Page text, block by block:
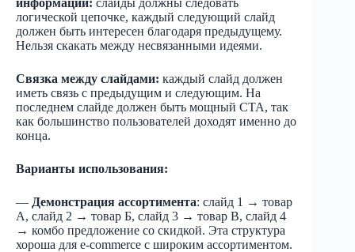
логической цепочке, каждый следующий слайд
должен быть интересен благодаря предыдущему.
Нельзя скакать между несвязанными идеями.
Связка между слайдами: каждый слайд должен
иметь связь с предыдущим и следующим. На
последнем слайде должен быть мощный CTA, так
как большинство пользователей доходят именно до
конца.
Варианты использования:
— Демонстрация ассортимента: слайд 1 → товар
А, слайд 2 → товар Б, слайд 3 → товар В, слайд 4
→ комбо предложение со скидкой. Эта структура
хороша для e-commerce с широким ассортиментом.